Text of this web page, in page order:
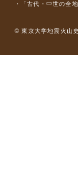
「古代・中世の全
© 東京大学地震火山